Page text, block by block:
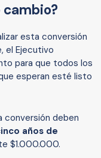
esta conversión
el Ejecutivo
para que todos los
esperan esté listo
conversión deben
años de
$1.000.000.